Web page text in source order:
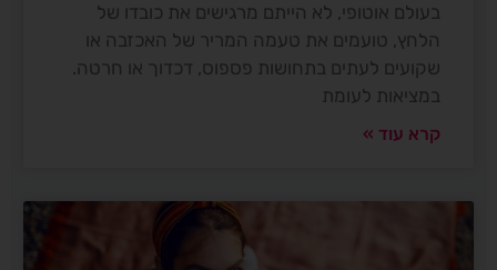
בעולם אוטופי, לא הייתם מרגישים את כובדו של
הלחץ, טועמים את טעמה המריר של האכזבה או
שקועים לעתים בתחושות פספוס, דכדוך או חרטה.
במציאות לעומת
קרא עוד »